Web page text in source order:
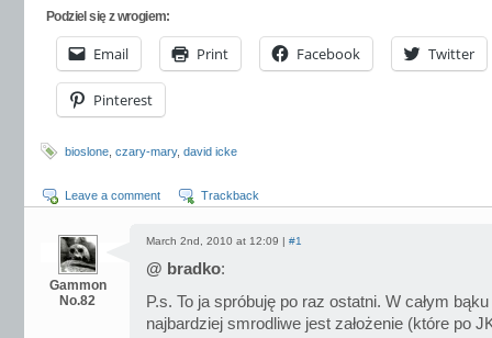
Podziel się z wrogiem:
Email Print Facebook Twitter
Pinterest
bioslone czary-mary, david icke
Leave a comment Trackback
Gammon
No.82
March 2nd, 2010 at 12:09 | #1
@ bradko:
P.s. To ja spróbuję po raz ostatni. W całym
najbardziej smrodliwe jest założenie (które po